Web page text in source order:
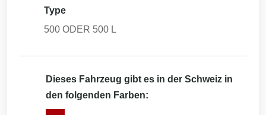
Type
500 ODER 500 L
Dieses Fahrzeug gibt es in der Schweiz in
den folgenden Farben: